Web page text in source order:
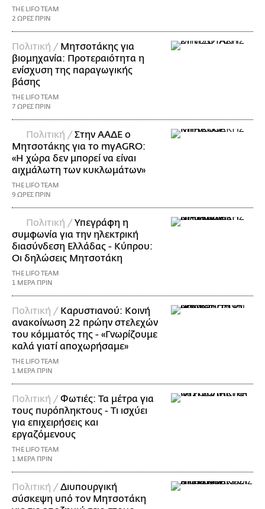
THE LIFO TEAM
2 ΩΡΕΣ ΠΡΙΝ
Πολιτική / Μητσοτάκης για
βιομηχανία: Προτεραιότητα η
ενίσχυση της παραγωγικής
βάσης
THE LIFO TEAM
7 ΩΡΕΣ ΠΡΙΝ
Πολιτική /Στην ΑΑΔΕ ο
Μητσοτάκης για το myAGRO:
«Η χώρα δεν μπορεί να είναι
αιχμάλωτη των κυκλωμάτων»
THE LIFO TEAM
9 ΩΡΕΣ ΠΡΙΝ
Πολιτική /Υπεγράφη η
συμφωνία για την ηλεκτρική
διασύνδεση Ελλάδας - Κύπρου:
Οι δηλώσεις Μητσοτάκη
THE LIFO TEAM
1 ΜΕΡΑ ΠΡΙΝ
Πολιτική / Καρυστιανού: Κοινή
ανακοίνωση 22 πρώην στελεχών
του κόμματός της - «Γνωρίζουμε
καλά γιατί αποχωρήσαμε»
THE LIFO TEAM
1 ΜΕΡΑ ΠΡΙΝ
Πολιτική /Φωτιές: Τα μέτρα για
τους πυρόπληκτους - Τι ισχύει
για επιχειρήσεις και
εργαζόμενους
THE LIFO TEAM
1 ΜΕΡΑ ΠΡΙΝ
Πολιτική /Διυπουργική
σύσκεψη υπό τον Μητσοτάκη